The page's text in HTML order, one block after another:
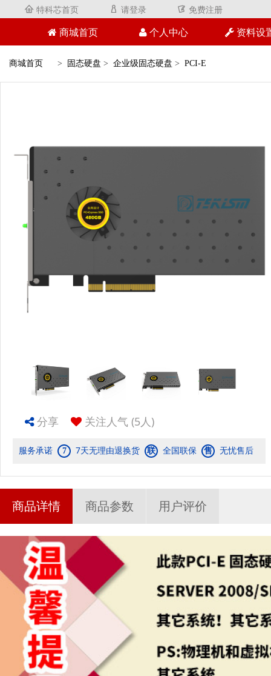
 特科芯首页  请登录  免费注册
商城首页 个人中心 资料设
商城首页 固态硬盘 企业级固态硬盘 PCI-E
分享 关注人气 (5人)
服务承诺 7 7天无理由退换货 联 全国联保 售 无忧售后
商品详情 商品参数 用户评价